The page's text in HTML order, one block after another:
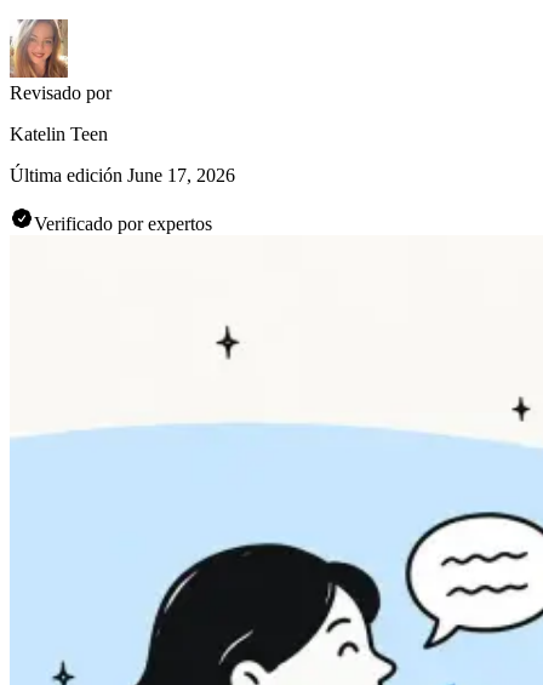
Revisado por
Katelin Teen
Última edición June 17, 2026
Verificado por expertos